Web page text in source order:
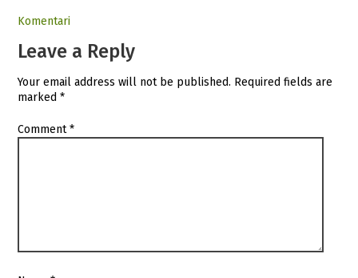
Komentari
Leave a Reply
Your email address will not be published. Required fields are
marked*
Comment*